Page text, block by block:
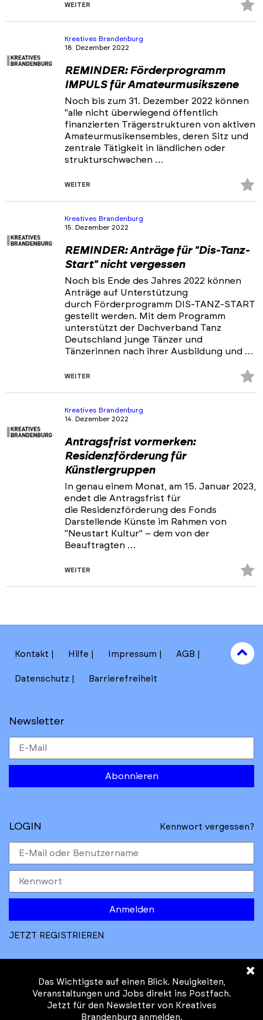
WEITER
Kreatives Brandenburg
18. Dezember 2022
REMINDER: Förderprogramm
IMPULS für Amateurmusikszene
Noch bis zum 31. Dezember 2022 können
"alle nicht überwiegend öffentlich
finanzierten Trägerstrukturen von aktiven
Amateurmusikensembles, deren Sitz und
zentrale Tätigkeit in ländlichen oder
strukturschwachen …
WEITER
Kreatives Brandenburg
15. Dezember 2022
REMINDER: Anträge für "Dis-Tanz-
Start" nicht vergessen
Noch bis Ende des Jahres 2022 können
Anträge auf Unterstützung
durch Förderprogramm DIS-TANZ-START
gestellt werden. Mit dem Programm
unterstützt der Dachverband Tanz
Deutschland junge Tänzer und
Tänzerinnen nach ihrer Ausbildung und …
WEITER
Kreatives Brandenburg
14. Dezember 2022
Antragsfrist vormerken:
Residenzförderung für
Künstlergruppen
In genau einem Monat, am 15. Januar 2023,
endet die Antragsfrist für
die Residenzförderung des Fonds
Darstellende Künste im Rahmen von
"Neustart Kultur" – dem von der
Beauftragten …
WEITER
Kontakt Hilfe Impressum AGB
Datenschutz Barrierefreiheit
Newsletter
Abonnieren
to
top
LOGIN Kennwort vergessen?
Anmelden
JETZT REGISTRIEREN
© Kreatives Brandenburg im Auftrag des
×
Das Wichtigste auf einen Blick. Neuigkeiten,
Veranstaltungen und Jobs direkt ins Postfach.
Jetzt für den Newsletter von Kreatives
Brandenburg anmelden.